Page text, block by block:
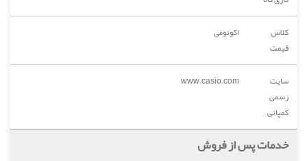
کلاس
قیمت
اکونومی
سایت
رسمی
کمپانی
www.casio.com
خدمات پس از فروش